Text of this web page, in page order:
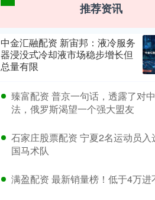
推荐资讯
中金汇融配资 新宙邦：液冷服务
器浸没式冷却液市场稳步增长但
总量有限
臻富配资 普京一句话，透露了对
法，俄罗斯渴望一个强大盟友
石家庄股票配资 宁夏2名运动员入
国马术队
满盈配资 最新销量榜！低于4万进